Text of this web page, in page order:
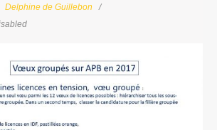
Delphine de Guillebon